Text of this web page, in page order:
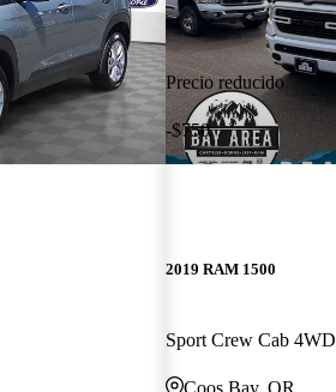
Precio reducido
-$750
2019 RAM 1500
Sport Crew Cab 4WD
Coos Bay, OR